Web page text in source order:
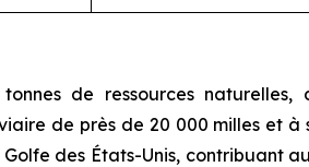
de ressources naturelles,
de près de 20 000 milles et à
des États-Unis, contribuant